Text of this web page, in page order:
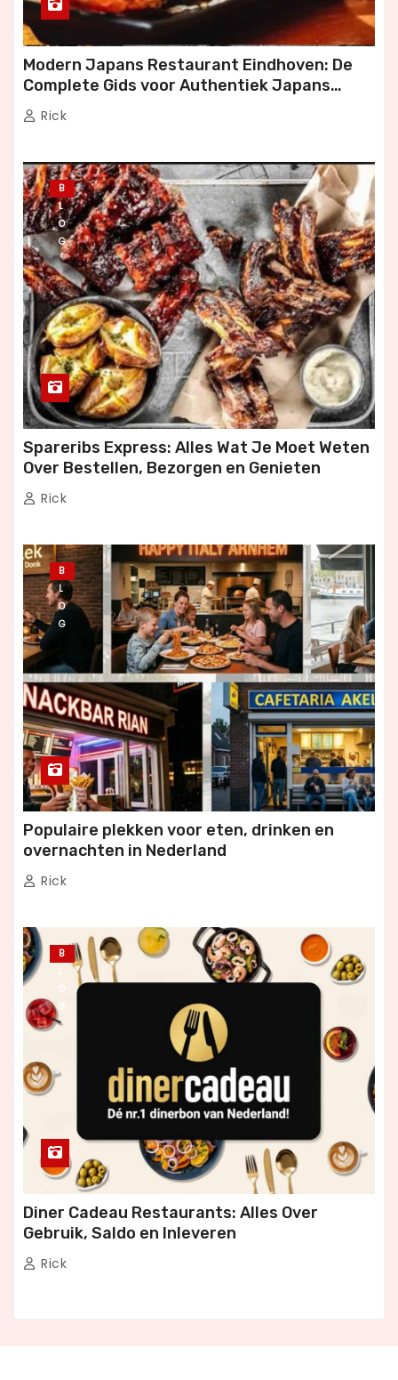
Modern Japans Restaurant Eindhoven: De
Complete Gids voor Authentiek Japans
Dineren
Rick
B
L
O
G
Spareribs Express: Alles Wat Je Moet Weten
Over Bestellen, Bezorgen en Genieten
Rick
B
L
O
G
Populaire plekken voor eten, drinken en
overnachten in Nederland
Rick
B
L
O
G
Diner Cadeau Restaurants: Alles Over
Gebruik, Saldo en Inleveren
Rick